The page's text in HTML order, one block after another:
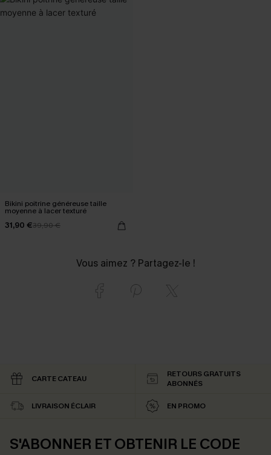
Bikini poitrine généreuse taille
moyenne à lacer texturé
31,90 €39,90 €
Vous aimez ? Partagez-le !
CARTE CATEAU
RETOURS GRATUITS
ABONNÉS
LIVRAISON ÉCLAIR EN PROMO
S'ABONNER ET OBTENIR LE CODE